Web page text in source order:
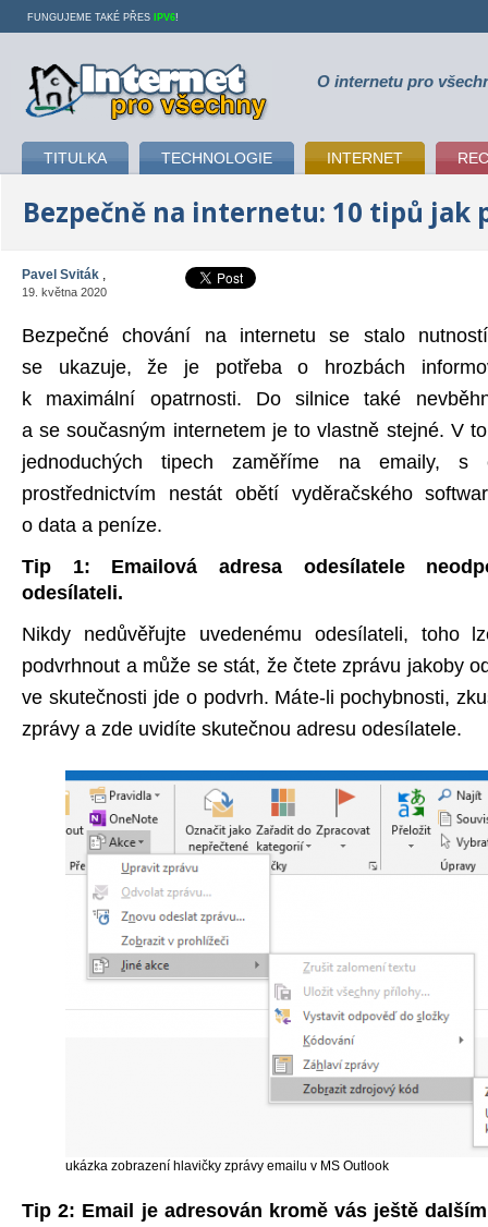
Internet pro všechny O internetu pro
TITULKA TECHNOLOGIE INTERNET
FUNGUJEME TAKÉ PŘES IPV6!
Bezpečně na internetu: 10 tipů
Pavel Sviták
19. května 2020
Bezpečné chování na internetu se stalo
se ukazuje, že je potřeba o hrozbách
k maximální opatrnosti. Do silnice také
a se současným internetem je to vlastně stejné. V
jednoduchých tipech zaměříme na emaily,
prostřednictvím nestát obětí vyděračského
o data a peníze.
Tip 1: Emailová adresa odesílatele
odesílateli.
Nikdy nedůvěřujte uvedenému odesílateli, toho
podvrhnout a může se stát, že čtete zprávu jakoby
ve skutečnosti jde o podvrh. Máte-li pochybnosti,
zprávy a zde uvidíte skutečnou adresu odesílatele.
ukázka zobrazení hlavičky zprávy emailu v MS Outlook
Tip 2: Email je adresován kromě vás ještě